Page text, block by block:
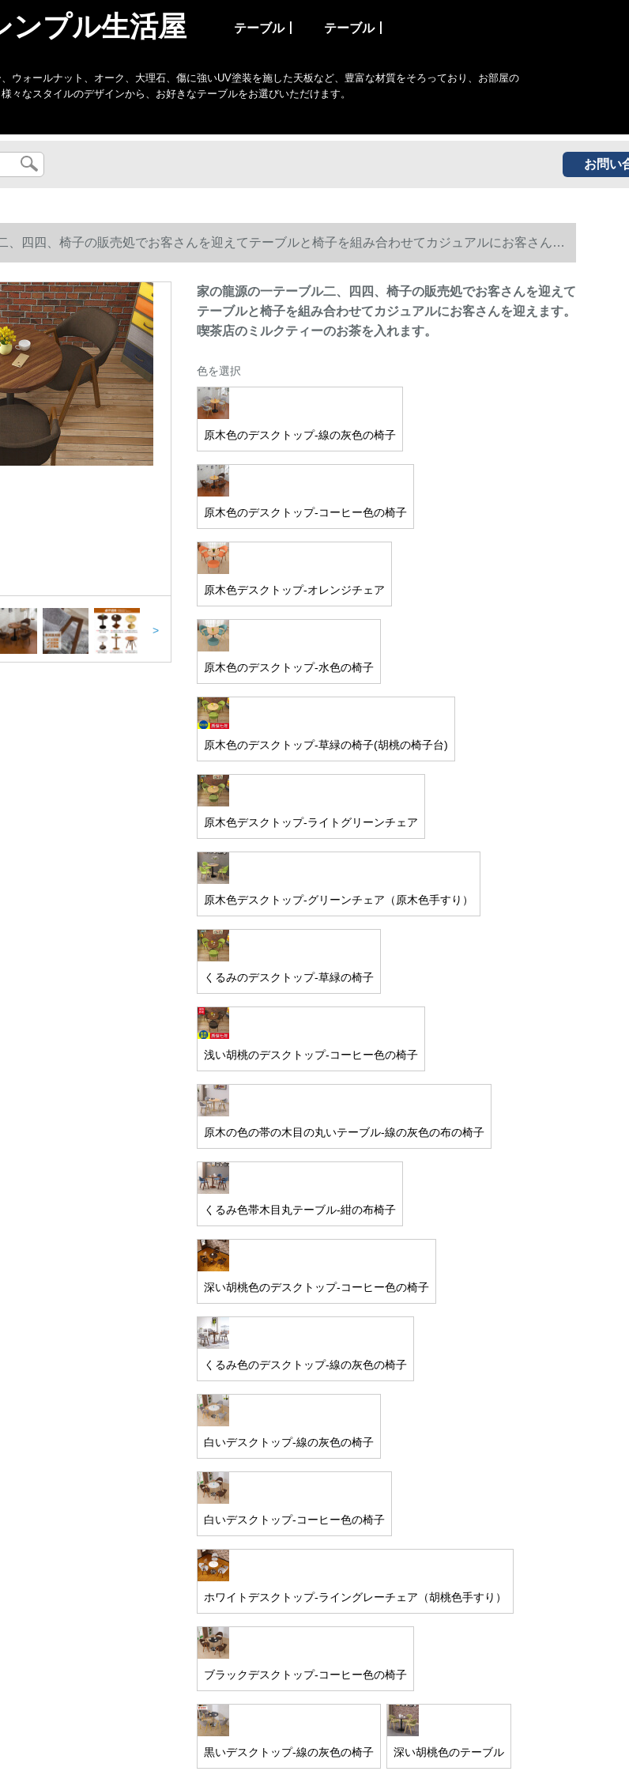
ンプル生活屋 テーブル丨 テーブル丨
ウォールナット、オーク、大理石、傷に強いUV塗装を施した天板など、豊富な材質をそろっており、お部屋の
々なスタイルのデザインから、お好きなテーブルをお選びいただけます。
お問い
、四四、椅子の販売処でお客さんを迎えてテーブルと椅子を組み合わせてカジュアルにお客さんを
ティーのお茶を入れます。
>
家の龍源の一テーブル二、四四、椅子の販売処でお客さんを迎えて
テーブルと椅子を組み合わせてカジュアルにお客さんを迎えます。
喫茶店のミルクティーのお茶を入れます。
色を選択
原木色のデスクトップ-線の灰色の椅子
原木色のデスクトップ-コーヒー色の椅子
原木色デスクトップ-オレンジチェア
原木色のデスクトップ-水色の椅子
原木色のデスクトップ-草緑の椅子(胡桃の椅子台)
原木色デスクトップ-ライトグリーンチェア
原木色デスクトップ-グリーンチェア（原木色手すり）
くるみのデスクトップ-草緑の椅子
浅い胡桃のデスクトップ-コーヒー色の椅子
原木の色の帯の木目の丸いテーブル-線の灰色の布の椅子
くるみ色帯木目丸テーブル-紺の布椅子
深い胡桃色のデスクトップ-コーヒー色の椅子
くるみ色のデスクトップ-線の灰色の椅子
白いデスクトップ-線の灰色の椅子
白いデスクトップ-コーヒー色の椅子
ホワイトデスクトップ-ライングレーチェア（胡桃色手すり）
ブラックデスクトップ-コーヒー色の椅子
黒いデスクトップ-線の灰色の椅子 深い胡桃色のテーブル